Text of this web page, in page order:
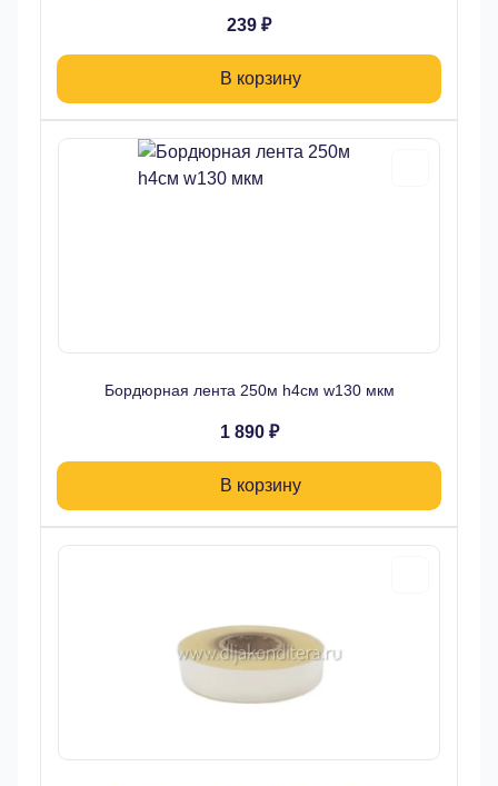
239 ₽
В корзину
Бордюрная лента 250м h4см w130 мкм
1 890 ₽
В корзину